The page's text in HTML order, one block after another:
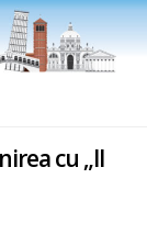
cu „Il